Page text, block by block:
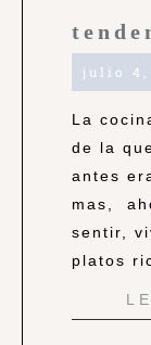
julio 4,
La
de la
antes
mas,
sentir,
platos